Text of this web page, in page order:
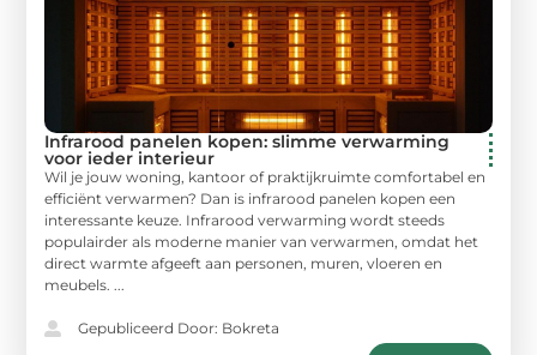
Infrarood panelen kopen: slimme verwarming
voor ieder interieur
Wil je jouw woning, kantoor of praktijkruimte comfortabel en
efficiënt verwarmen? Dan is infrarood panelen kopen een
interessante keuze. Infrarood verwarming wordt steeds
populairder als moderne manier van verwarmen, omdat het
direct warmte afgeeft aan personen, muren, vloeren en
meubels. ...
Gepubliceerd Door: Bokreta